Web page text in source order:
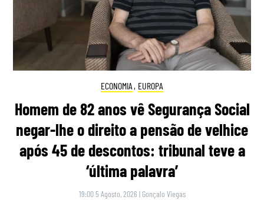
ECONOMIA , EUROPA
Homem de 82 anos vê Segurança Social
negar-lhe o direito a pensão de velhice
após 45 de descontos: tribunal teve a
‘última palavra’
19:00 5 Agosto, 2026 | Gonçalo Viegas